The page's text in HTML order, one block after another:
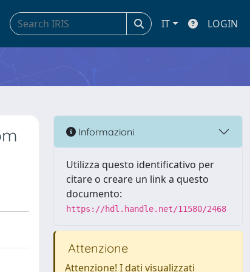
IT LOGIN
Informazioni
Utilizza questo identificativo per
citare o creare un link a questo
documento:
https://hdl.handle.net/11580/2468
Attenzione
Attenzione! I dati visualizzati